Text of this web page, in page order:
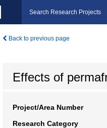
Search Research Projects
Back to previous page
Effects of
Project/Area Number
Research Category